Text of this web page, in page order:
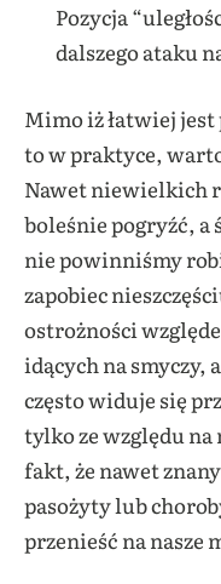
Pozycja
dalszego ataku
Mimo iż łatwiej jest
to w praktyce,
Nawet niewielkich
boleśnie pogryźć, a
nie powinniśmy
zapobiec
ostrożności
idących na smyczy,
często widuje się
tylko ze względu
fakt, że nawet
pasożyty lub
przenieść na nasze